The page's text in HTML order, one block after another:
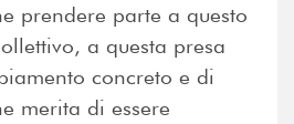
prendere parte a questo
a questa presa
concreto e di
merita di essere